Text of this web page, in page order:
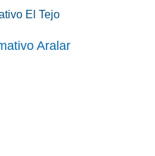
El Tejo